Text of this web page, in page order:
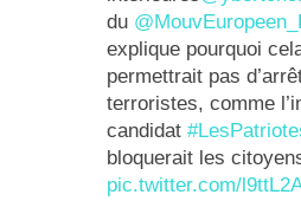
du
explique pourquoi
permettrait pas
terroristes, comme
candidat
bloquerait les
pic.twitter.com/